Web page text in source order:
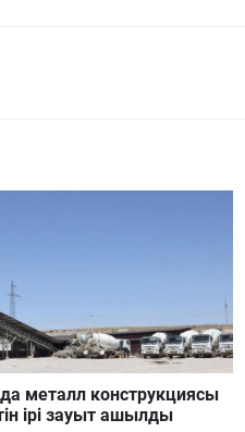
металл конструкциясы
ірі зауыт ашылды